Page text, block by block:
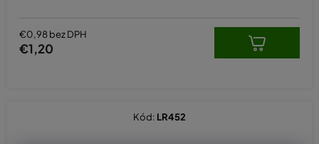
€0,98 bez DPH
€1,20
Kód: LR452